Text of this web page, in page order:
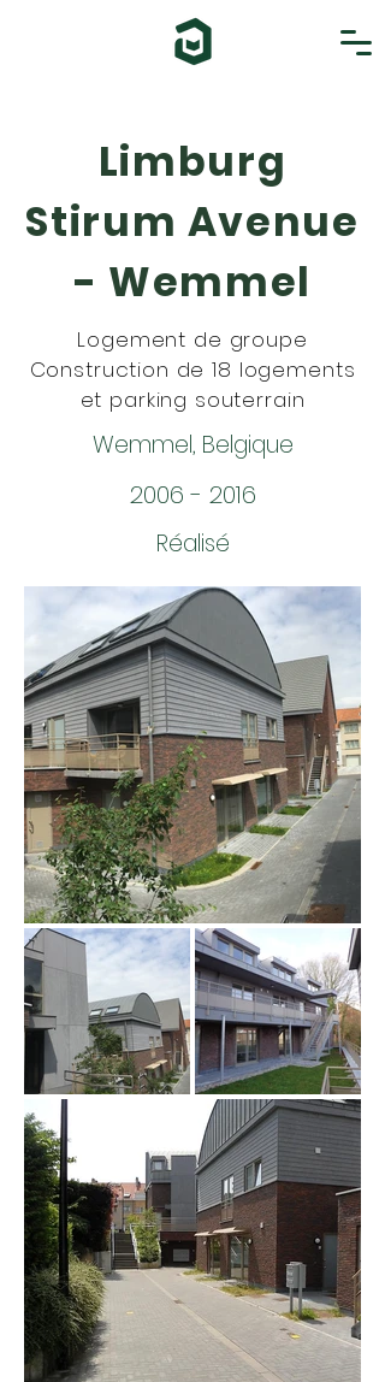
Limburg
Stirum Avenue
- Wemmel
Logement de groupe
Construction de 18 logements
et parking souterrain
Wemmel, Belgique
2006 - 2016
Réalisé